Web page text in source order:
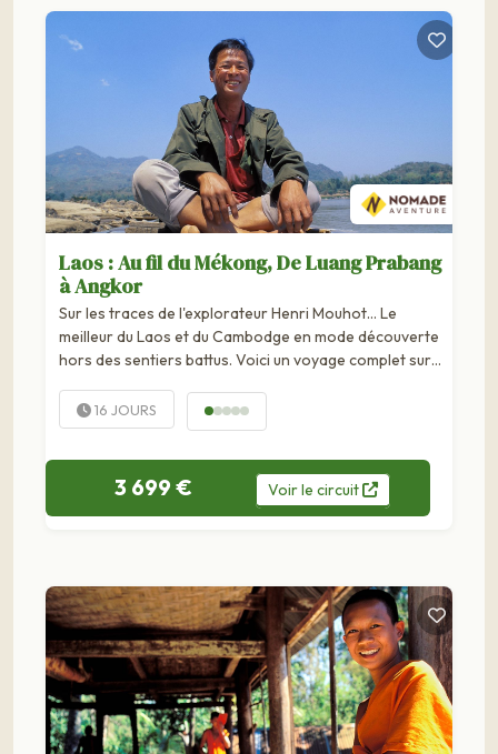
Laos : Au fil du Mékong, De Luang Prabang
à Angkor
Sur les traces de l'explorateur Henri Mouhot... Le
meilleur du Laos et du Cambodge en mode découverte
hors des sentiers battus. Voici un voyage complet sur
Mouhot, à qui l'on doit notamment d'avoir fait découvrir
à...
16 JOURS
3 699 € Voirle circuit